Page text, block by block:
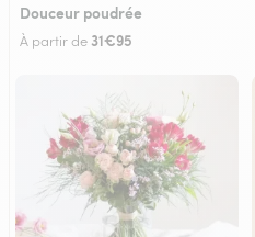
Douceur poudrée
À partir de 31€95